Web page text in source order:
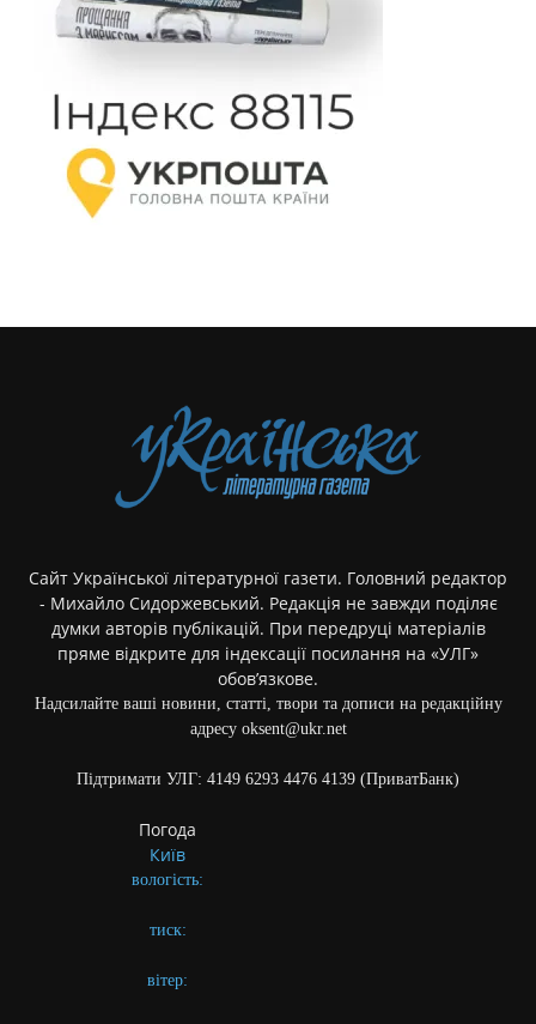
Сайт Української літературної газети. Головний редактор
- Михайло Сидоржевський. Редакція не завжди поділяє
думки авторів публікацій. При передруці матеріалів
пряме відкрите для індексації посилання на «УЛГ»
обов’язкове.
Надсилайте ваші новини, статті, твори та дописи на редакційну
адресу oksent@ukr.net
Підтримати УЛГ: 4149 6293 4476 4139 (ПриватБанк)
Погода
Київ
вологість:
тиск:
вітер: